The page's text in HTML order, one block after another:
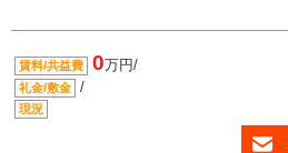
賃料/共益費 0万円/
礼金/敷金 /
現況